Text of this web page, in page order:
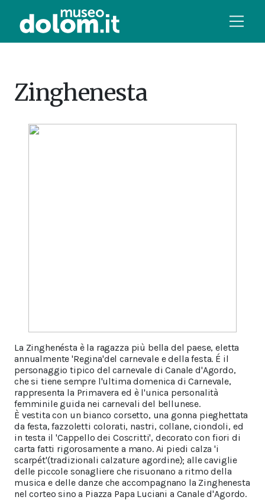
Zinghenesta
La Zinghenésta è la ragazza più bella del paese, eletta
annualmente 'Regina'del carnevale e della festa. É il
personaggio tipico del carnevale di Canale d'Agordo,
che si tiene sempre l'ultima domenica di Carnevale,
rappresenta la Primavera ed è l'unica personalità
femminile guida nei carnevali del bellunese. ⠀
È vestita con un bianco corsetto, una gonna pieghettata
da festa, fazzoletti colorati, nastri, collane, ciondoli, ed
in testa il 'Cappello dei Coscritti', decorato con fiori di
carta fatti rigorosamente a mano. Ai piedi calza 'i
scarpét'(tradizionali calzature agordine); alle caviglie
delle piccole sonagliere che risuonano a ritmo della
musica e delle danze che accompagnano la Zinghenesta
nel corteo sino a Piazza Papa Luciani a Canale d'Agordo.